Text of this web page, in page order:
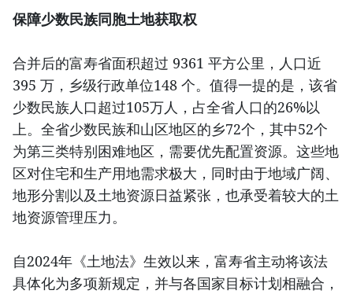
保障少数民族同胞土地获取权
合并后的富寿省面积超过 9361 平方公里，人口近
395 万，乡级行政单位148 个。值得一提的是，该省
少数民族人口超过105万人，占全省人口的26%以
上。全省少数民族和山区地区的乡72个，其中52个
为第三类特别困难地区，需要优先配置资源。这些地
区对住宅和生产用地需求极大，同时由于地域广阔、
地形分割以及土地资源日益紧张，也承受着较大的土
地资源管理压力。
自2024年《土地法》生效以来，富寿省主动将该法
具体化为多项新规定，并与各国家目标计划相融合，